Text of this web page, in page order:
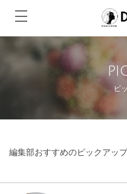
ピ
編集部おすすめのピックアッ